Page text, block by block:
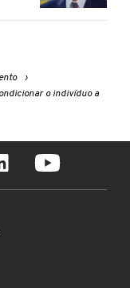
o indivíduo a